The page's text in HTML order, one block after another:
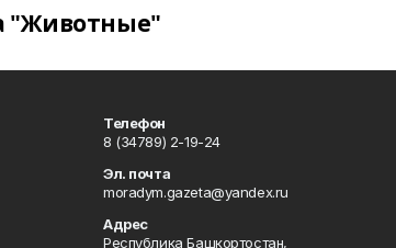
"Животные"
Телефон
8 (34789) 2-19-24
Эл. почта
moradym.gazeta@yandex.ru
Адрес
Республика Башкортостан,